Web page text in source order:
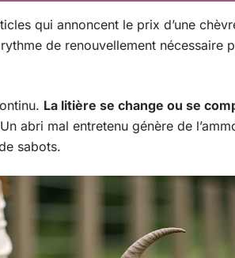
qui annoncent le prix d’une
de renouvellement nécessaire
La litière se change ou se
abri mal entretenu génère de
sabots.